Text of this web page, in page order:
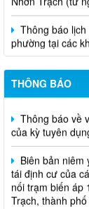
Thông báo lịch
phường tại các
2026
THÔNG BÁO
Niêm yết
của kỳ tuyên
Biên bản niêm
tái định cư của
nối trạm biến áp
Trạch, thành